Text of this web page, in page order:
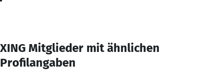
XING Mitglieder mit ähnlichen
Profilangaben